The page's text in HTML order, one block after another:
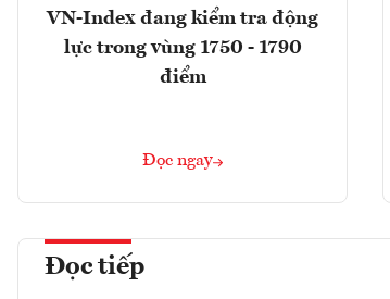
VN-Index đang kiểm tra động
lực trong vùng 1750 - 1790
điểm
Đọc ngay
Đọc tiếp